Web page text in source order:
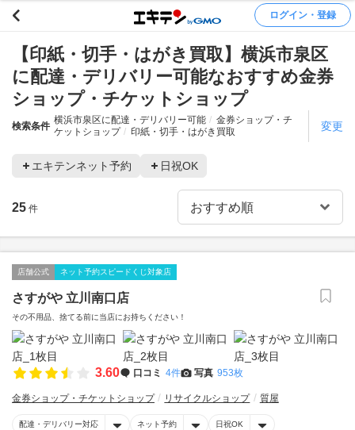
ログイン・登録
【印紙・切手・はがき買取】横浜市泉区
に配達・デリバリー可能なおすすめ金券
ショップ・チケットショップ
検索条件
横浜市泉区に配達・デリバリー可能
金券ショップ・チ
ケットショップ
印紙・切手・はがき買取 変更
エキテンネット予約 日祝OK
25 件
店舗公式 ネット予約スピードくじ対象店
さすがや 立川南口店
その不用品、捨てる前に当店にお持ちください！
3.60 口コミ 4件 写真 953枚
金券ショップ・チケットショップ リサイクルショップ 質屋
配達・デリバリー対応 ネット予約 日祝OK